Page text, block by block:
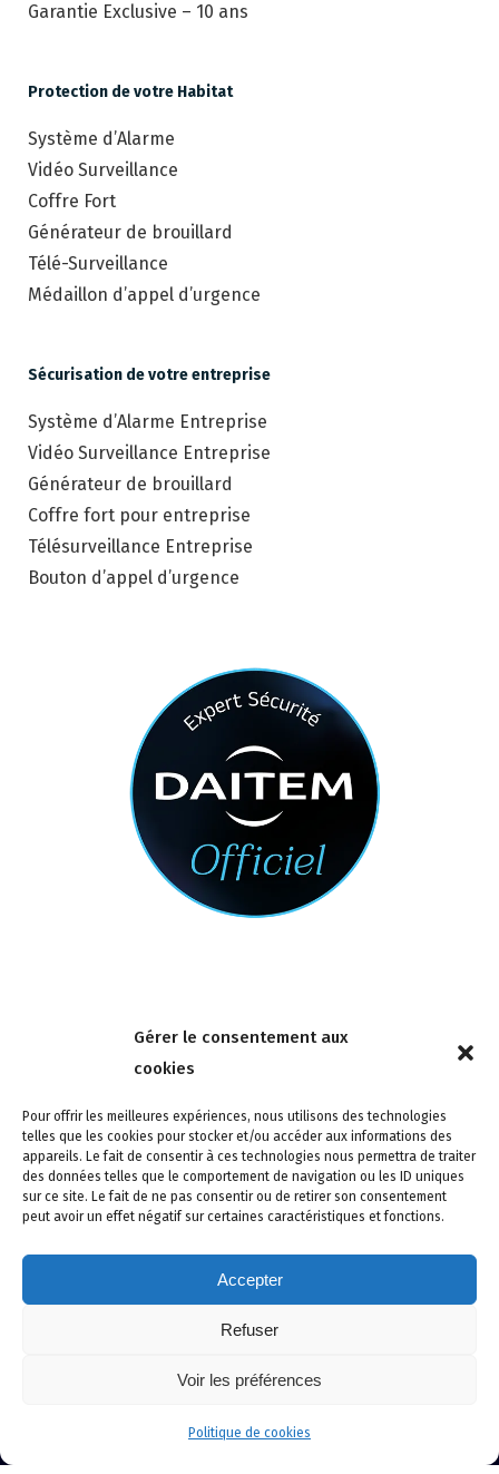
Gérer le consentement aux
cookies
Pour offrir les meilleures expériences, nous utilisons des technologies
telles que les cookies pour stocker et/ou accéder aux informations des
appareils. Le fait de consentir à ces technologies nous permettra de traiter
des données telles que le comportement de navigation ou les ID uniques
sur ce site. Le fait de ne pas consentir ou de retirer son consentement
peut avoir un effet négatif sur certaines caractéristiques et fonctions.
Accepter
Refuser
Voir les préférences
Politique de cookies
Garantie Exclusive – 10 ans
Protection de votre Habitat
Système d’Alarme
Vidéo Surveillance
Coffre Fort
Générateur de brouillard
Télé-Surveillance
Médaillon d’appel d’urgence
Sécurisation de votre entreprise
Système d’Alarme Entreprise
Vidéo Surveillance Entreprise
Générateur de brouillard
Coffre fort pour entreprise
Télésurveillance Entreprise
Bouton d’appel d’urgence
4 rue de la Tour 85150 Les Achards
Politique de confidentialité -
© Copyright 2024 Atlantic Confort Sécurité